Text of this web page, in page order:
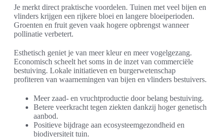
Je merkt direct praktische voordelen. Tuinen met veel bijen en
vlinders krijgen een rijkere bloei en langere bloeiperioden.
Groenten en fruit geven vaak hogere opbrengst wanneer
pollinatie verbetert.
Esthetisch geniet je van meer kleur en meer vogelgezang.
Economisch scheelt het soms in de inzet van commerciële
bestuiving. Lokale initiatieven en burgerwetenschap
profiteren van waarnemingen van bijen en vlinders bestuivers.
Meer zaad- en vruchtproductie door belang bestuiving.
Betere veerkracht tegen ziekten dankzij hoger genetisch
aanbod.
Positieve bijdrage aan ecosysteemgezondheid en
biodiversiteit tuin.